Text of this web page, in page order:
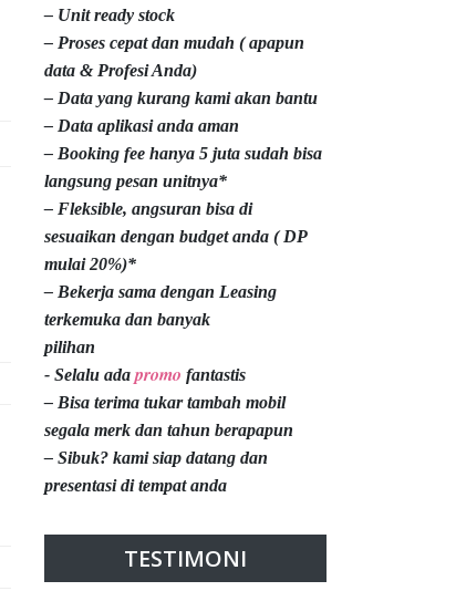
– Unit ready stock
– Proses cepat dan mudah ( apapun
data & Profesi Anda)
– Data yang kurang kami akan bantu
– Data aplikasi anda aman
– Booking fee hanya 5 juta sudah bisa
langsung pesan unitnya*
– Fleksible, angsuran bisa di
sesuaikan dengan budget anda ( DP
mulai 20%)*
– Bekerja sama dengan Leasing
terkemuka dan banyak
pilihan
- Selalu ada promo fantastis
– Bisa terima tukar tambah mobil
segala merk dan tahun berapapun
– Sibuk? kami siap datang dan
presentasi di tempat anda
TESTIMONI